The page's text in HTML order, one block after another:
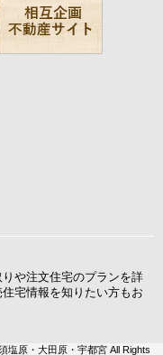
や注文住宅のプランを詳
宅情報を知りたい方もお
塩原・大田原・宇都宮 All Rights